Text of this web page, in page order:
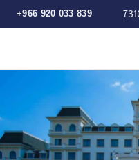
+966 920 033 839